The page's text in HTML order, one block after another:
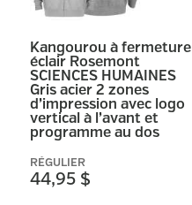
Kangourou à fermeture
éclair Rosemont
SCIENCES HUMAINES
Gris acier 2 zones
d’impression avec logo
vertical à l’avant et
programme au dos
RÉGULIER
44,95 $